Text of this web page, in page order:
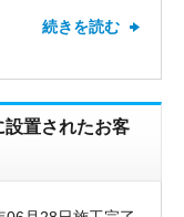
て頂きまし
も嬉しく思い
にご満足頂け
続きを読む
設置されたお客